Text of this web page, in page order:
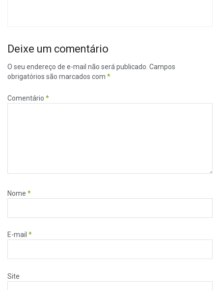
Deixe um comentário
O seu endereço de e-mail não será publicado. Campos
obrigatórios são marcados com *
Comentário *
Nome *
E-mail *
Site